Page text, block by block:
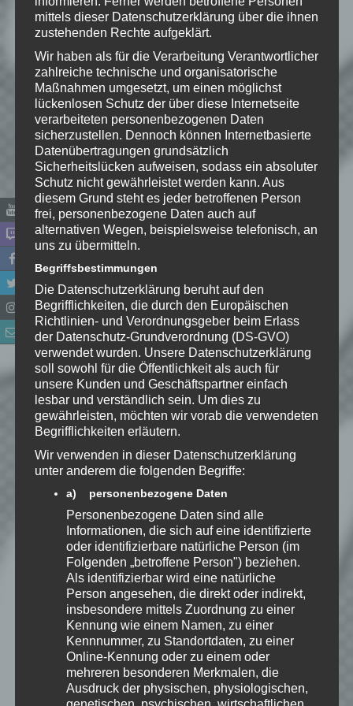
veröffentlicht. Erforderliche Felder
sind mit*markiert
Kommentar*
Name*
E-Mail-Adresse*
Website
*Ich habe die
Datenschutzerklärungzur
Kenntnis genommen. Ich stimme
zu, dass meine Angaben dauerhaft
gespeichert werden.
Benachrichtige mich über
nachfolgende Kommentare via E-
Mail.
Benachrichtige mich über neue
Beiträge via E-Mail.
mittels dieser Datenschutzerklärung über die ihnen
zustehenden Rechte aufgeklärt.
Wir haben als für die Verarbeitung Verantwortlicher
zahlreiche technische und organisatorische
Maßnahmen umgesetzt, um einen möglichst
lückenlosen Schutz der über diese Internetseite
verarbeiteten personenbezogenen Daten
sicherzustellen. Dennoch können Internetbasierte
Datenübertragungen grundsätzlich
Sicherheitslücken aufweisen, sodass ein absoluter
Schutz nicht gewährleistet werden kann. Aus
diesem Grund steht es jeder betroffenen Person
frei, personenbezogene Daten auch auf
alternativen Wegen, beispielsweise telefonisch, an
uns zu übermitteln.
Begriffsbestimmungen
Die Datenschutzerklärung beruht auf den
Begrifflichkeiten, die durch den Europäischen
Richtlinien- und Verordnungsgeber beim Erlass
der Datenschutz-Grundverordnung (DS-GVO)
verwendet wurden. Unsere Datenschutzerklärung
soll sowohl für die Öffentlichkeit als auch für
unsere Kunden und Geschäftspartner einfach
lesbar und verständlich sein. Um dies zu
gewährleisten, möchten wir vorab die verwendeten
Begrifflichkeiten erläutern.
Wir verwenden in dieser Datenschutzerklärung
unter anderem die folgenden Begriffe:
a) personenbezogene Daten
Personenbezogene Daten sind alle
Informationen, die sich auf eine identifizierte
oder identifizierbare natürliche Person (im
Folgenden „betroffene Person") beziehen.
Als identifizierbar wird eine natürliche
Person angesehen, die direkt oder indirekt,
insbesondere mittels Zuordnung zu einer
Kennung wie einem Namen, zu einer
Kennnummer, zu Standortdaten, zu einer
Online-Kennung oder zu einem oder
mehreren besonderen Merkmalen, die
Ausdruck der physischen, physiologischen,